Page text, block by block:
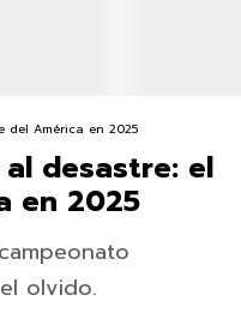
desastre: el
en 2025
olvido.